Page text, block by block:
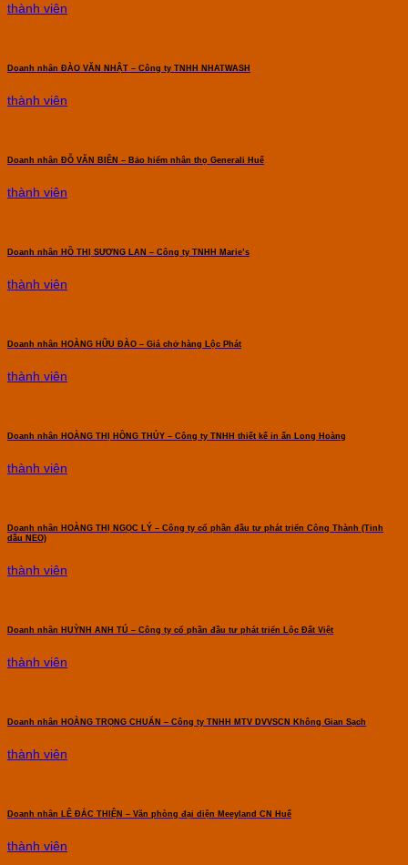
thành viên
Doanh nhân ĐÀO VĂN NHẬT – Công ty TNHH NHATWASH
thành viên
Doanh nhân ĐỖ VĂN BIÊN – Bảo hiểm nhân thọ Generali Huế
thành viên
Doanh nhân HỒ THỊ SƯƠNG LAN – Công ty TNHH Marie’s
thành viên
Doanh nhân HOÀNG HỮU ĐÀO – Giá chở hàng Lộc Phát
thành viên
Doanh nhân HOÀNG THỊ HỒNG THỦY – Công ty TNHH thiết kế in ấn Long Hoàng
thành viên
Doanh nhân HOÀNG THỊ NGỌC LÝ – Công ty cổ phần đầu tư phát triển Công Thành (Tinh
dầu NEO)
thành viên
Doanh nhân HUỲNH ANH TÚ – Công ty cổ phần đầu tư phát triển Lộc Đất Việt
thành viên
Doanh nhân HOÀNG TRỌNG CHUẨN – Công ty TNHH MTV DVVSCN Không Gian Sạch
thành viên
Doanh nhân LÊ ĐẮC THIỆN – Văn phòng đại diện Meeyland CN Huế
thành viên